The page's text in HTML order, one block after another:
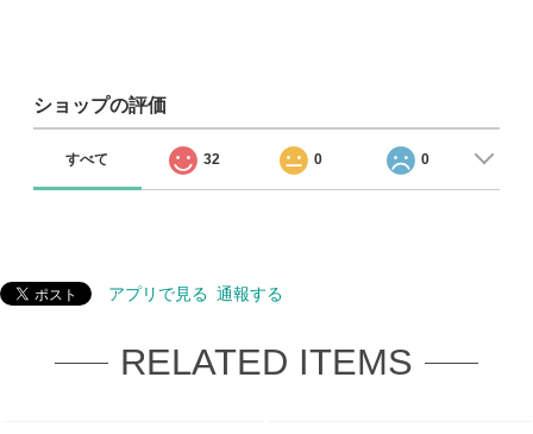
ショップの評価
すべて 32 0 0
アプリで見る 通報する
RELATED ITEMS